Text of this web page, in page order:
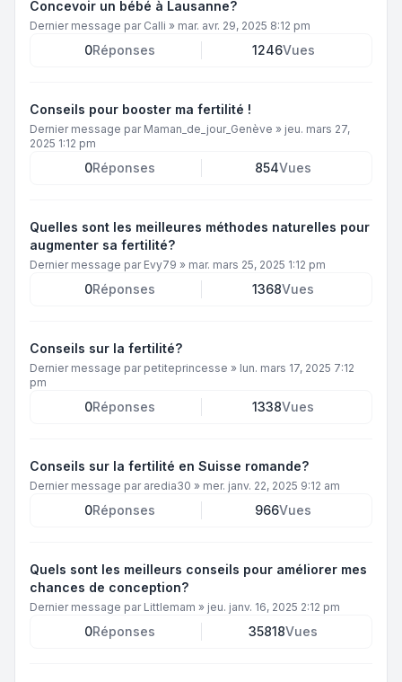
Concevoir un bébé à Lausanne?
Dernier message par Calli » mar. avr. 29, 2025 8:12 pm
0Réponses 1246Vues
Conseils pour booster ma fertilité !
Dernier message par Maman_de_jour_Genève » jeu. mars 27,
2025 1:12 pm
0Réponses 854Vues
Quelles sont les meilleures méthodes naturelles pour
augmenter sa fertilité?
Dernier message par Evy79 » mar. mars 25, 2025 1:12 pm
0Réponses 1368Vues
Conseils sur la fertilité?
Dernier message par petiteprincesse » lun. mars 17, 2025 7:12
pm
0Réponses 1338Vues
Conseils sur la fertilité en Suisse romande?
Dernier message par aredia30 » mer. janv. 22, 2025 9:12 am
0Réponses 966Vues
Quels sont les meilleurs conseils pour améliorer mes
chances de conception?
Dernier message par Littlemam » jeu. janv. 16, 2025 2:12 pm
0Réponses 35818Vues